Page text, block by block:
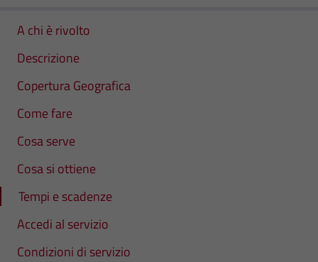
A chi è rivolto
Descrizione
Copertura Geografica
Come fare
Cosa serve
Cosa si ottiene
Tempi e scadenze
Accedi al servizio
Condizioni di servizio